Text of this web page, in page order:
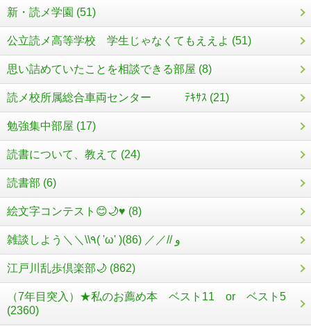
新・読メ学園 (51)
公立読メ高等学校 学生じゃなくてもええよ (51)
思い詰めていたことを相談できる部屋 (8)
読メ校所属総合車両センター ﾃｷｻｽ (21)
勉強集中部屋 (17)
読書について、教えて (24)
読書部 (6)
絵文字コンテスト😊🌙♥️ (8)
雑談しよう＼＼\\٩( 'ω' )و //／／ (86)
江戸川乱歩倶楽部🌙 (862)
（7年目突入）★私のお薦め本 ベスト11 or ベスト5
(2360)